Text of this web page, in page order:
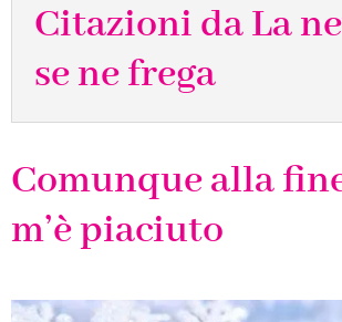
Citazioni da La
se ne frega
Comunque alla
m’è piaciuto